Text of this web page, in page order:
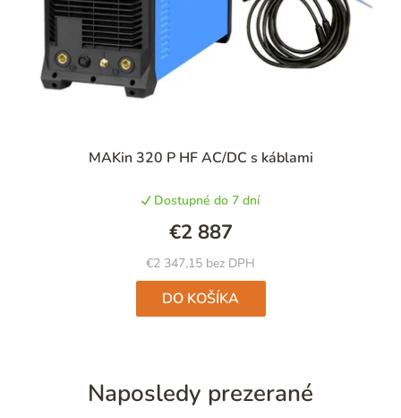
MAKin 320 P HF AC/DC s káblami
Dostupné do 7 dní
€2 347,15 bez DPH
€2 887
DO KOŠÍKA
Naposledy prezerané